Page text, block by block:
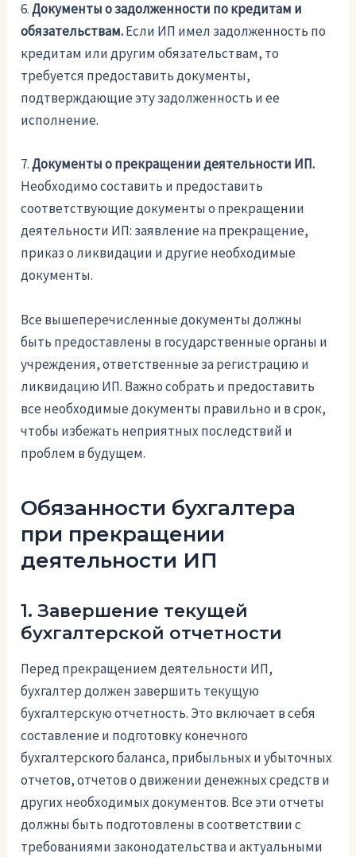
6.Документы о задолженности по кредитам и
обязательствам.Если ИП имел задолженность по
кредитам или другим обязательствам, то
требуется предоставить документы,
подтверждающие эту задолженность и ее
исполнение.
7.Документы о прекращении деятельности ИП.
Необходимо составить и предоставить
соответствующие документы о прекращении
деятельности ИП: заявление на прекращение,
приказ о ликвидации и другие необходимые
документы.
Все вышеперечисленные документы должны
быть предоставлены в государственные органы и
учреждения, ответственные за регистрацию и
ликвидацию ИП. Важно собрать и предоставить
все необходимые документы правильно и в срок,
чтобы избежать неприятных последствий и
проблем в будущем.
Обязанности бухгалтера
при прекращении
деятельности ИП
1. Завершение текущей
бухгалтерской отчетности
Перед прекращением деятельности ИП,
бухгалтер должен завершить текущую
бухгалтерскую отчетность. Это включает в себя
составление и подготовку конечного
бухгалтерского баланса, прибыльных и убыточных
отчетов, отчетов о движении денежных средств и
других необходимых документов. Все эти отчеты
должны быть подготовлены в соответствии с
требованиями законодательства и актуальными